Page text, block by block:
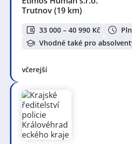
Trutnov(19 km)
33 000 – 40 990 Kč
Vhodné také pro
včerejší